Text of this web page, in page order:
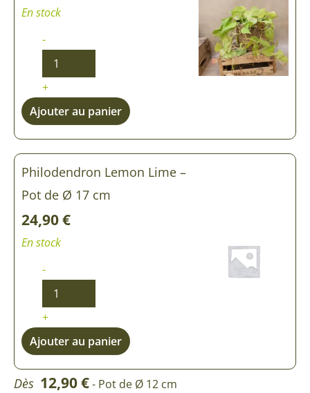
En stock
-
+
Ajouter au panier
Philodendron Lemon Lime –
Pot de Ø 17 cm
24,90€
En stock
-
+
Ajouter au panier
Dès 12,90€- Pot de Ø 12 cm